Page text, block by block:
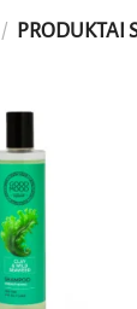
/ PRODUKTAI